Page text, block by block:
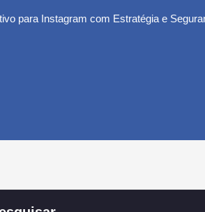
para Instagram com Estratégia e